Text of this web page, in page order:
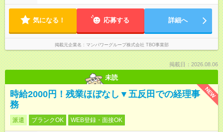
気になる！ 応募する 詳細へ
掲載元企業名 マンパワーグループ株式会社 TBO事業部
掲載日：2026.08.06
未読
NEW
時給2000円！残業ほぼなし▼五反田での経理事
務
派遣 ブランクOK WEB登録・面接OK